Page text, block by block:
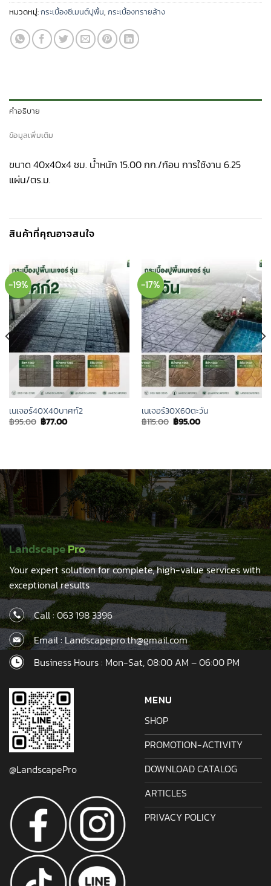
หมวดหมู่:กระเบื้องซีเมนต์ปูพื้น, กระเบื้องทรายล้าง
คำอธิบาย
ข้อมูลเพิ่มเติม
ขนาด 40x40x4 ซม. น้ำหนัก 15.00 กก./ก้อน การใช้งาน 6.25
แผ่น/ตร.ม.
สินค้าที่คุณอาจสนใจ
-19%
เนเจอร์40X40บาศก์2
฿95.00 Original
price
฿77.00Current
-17%
เนเจอร์30X60ตะวัน
฿115.00 Original
price
฿95.00Current
LandscapePro
Your expert solution for complete, high-value services with
exceptional results
Call :063 198 3396
Email : Landscapepro.th@gmail.com
Business Hours : Mon-Sat, 08:00 AM – 06:00 PM
@LandscapePro
MENU
SHOP
PROMOTION-ACTIVITY
DOWNLOAD CATALOG
ARTICLES
PRIVACY POLICY